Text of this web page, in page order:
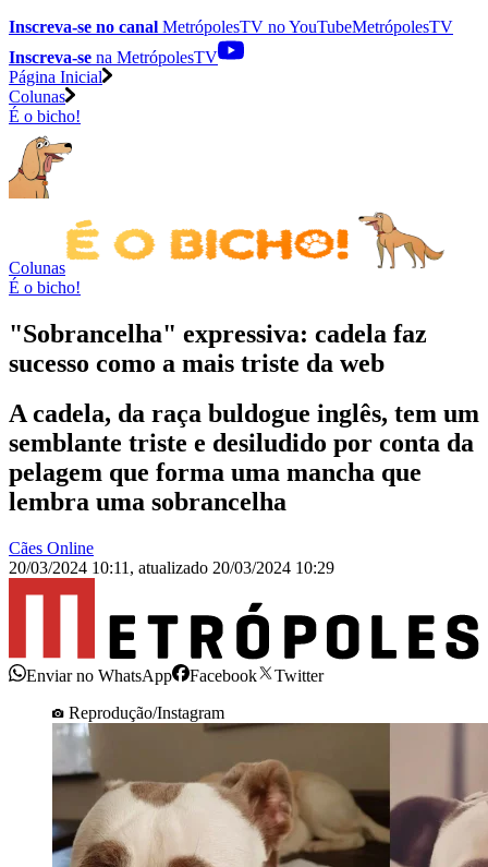
Inscreva-se no canal MetrópolesTV noYouTubeMetrópolesTV
Inscreva-se na MetrópolesTV
Página Inicial
Colunas
É o bicho!
Colunas
É o bicho!
"Sobrancelha" expressiva: cadela faz
sucesso como a mais triste da web
A cadela, da raça buldogue inglês, tem um
semblante triste e desiludido por conta da
pelagem que forma uma mancha que
lembra uma sobrancelha
Cães Online
20/03/2024 10:11 , atualizado 20/03/2024 10:29
Enviar no WhatsApp Facebook
Twitter
Reprodução/Instagram